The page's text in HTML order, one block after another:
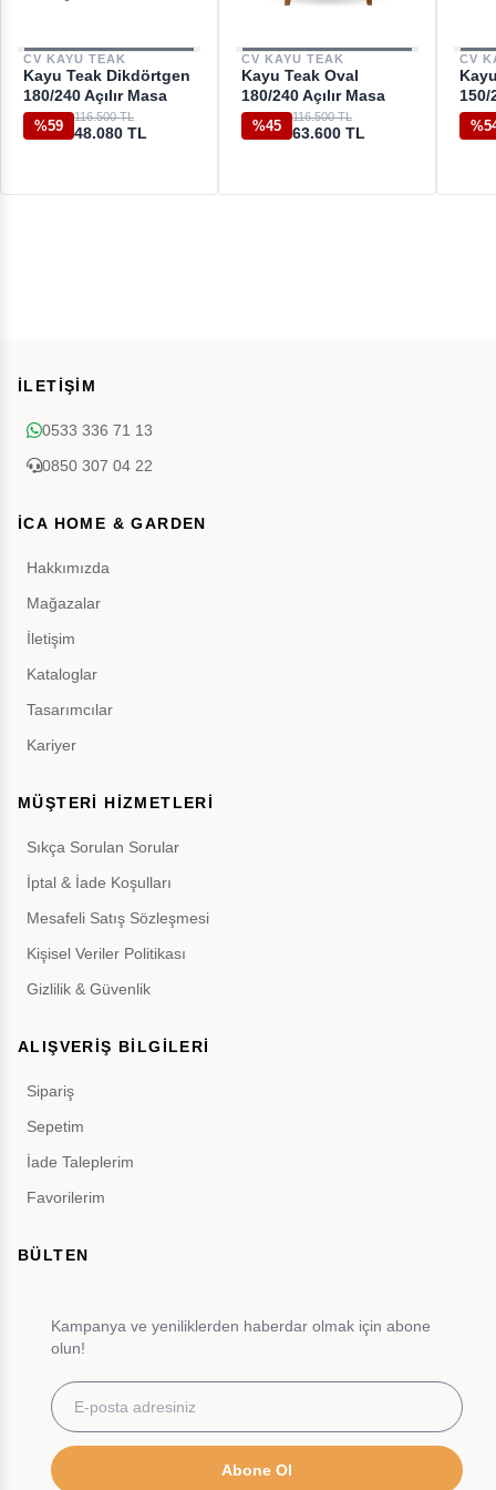
CV KAYU TEAK
Kayu Teak Dikdörtgen
180/240 Açılır Masa
%59
116.500 TL
48.080 TL
CV KAYU TEAK
Kayu Teak Oval
180/240 Açılır Masa
%45
116.500 TL
63.600 TL
CV
150/
İLETİŞİM
0533 336 71 13
0850 307 04 22
İCA HOME & GARDEN
Hakkımızda
Mağazalar
İletişim
Kataloglar
Tasarımcılar
Kariyer
MÜŞTERİ HİZMETLERİ
Sıkça Sorulan Sorular
İptal & İade Koşulları
Mesafeli Satış Sözleşmesi
Kişisel Veriler Politikası
Gizlilik & Güvenlik
ALIŞVERİŞ BİLGİLERİ
Sipariş
Sepetim
İade Taleplerim
Favorilerim
BÜLTEN
Kampanya ve yeniliklerden haberdar olmak için abone
olun!
Abone Ol